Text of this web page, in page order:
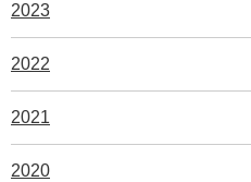
2023
2022
2021
2020